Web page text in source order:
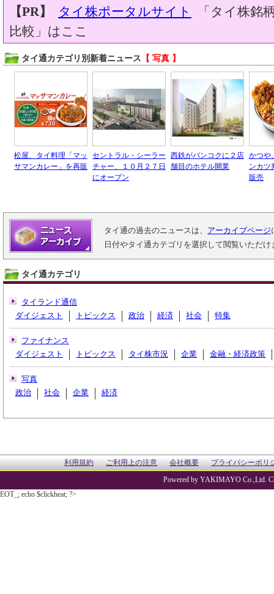
【PR】 タイ株ポータルサイト
「タイ株銘
比較」はここ
タイ通カテゴリ別新着ニュース 【 写真 】
松屋、タイ料理「マッ
サマンカレー」を再販
セントラル・シーラー
チャー、１０月２７日
にオープン
西鉄がバンコクに２店
舗目のホテル開業
かつや
ンカツ
販売
タイ通の過去のニュースは、 アーカイブページ
日付やタイ通カテゴリを選択して閲覧いただけ
タイ通カテゴリ
タイランド通信
ダイジェスト
トピックス 政治 経済 社会 特集
ファイナンス
ダイジェスト
トピックス タイ株市況 企業 金融・経済政策
写真
政治
社会 企業 経済
利用規約 ご利用上の注意 会社概要 プライバシーポリ
Powered by YAKIMAYO Co.,Ltd.
EOT_; echo $clickheat; ?>